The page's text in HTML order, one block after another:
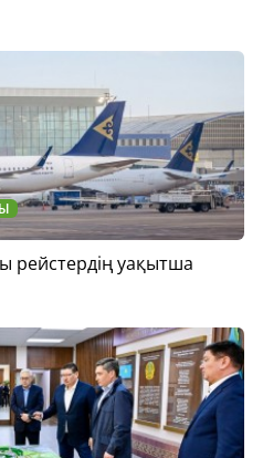
рейстердің уақытша